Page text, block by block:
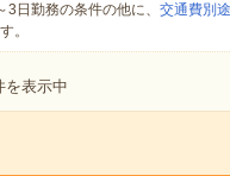
日勤務の条件の他に、 交通費別
。
を表示中